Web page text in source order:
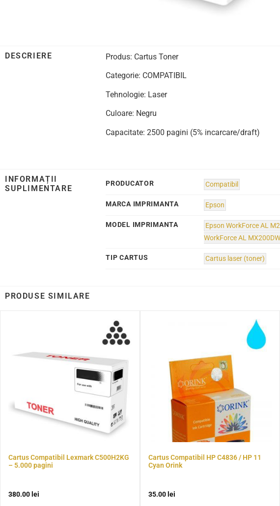
DESCRIERE Produs: Cartus Toner
Categorie: COMPATIBIL
Tehnologie: Laser
Culoare: Negru
Capacitate: 2500 pagini (5% incarcare/draft)
INFORMAȚII
SUPLIMENTARE
PRODUCATOR Compatibil
MARCA IMPRIMANTA Epson
MODEL IMPRIMANTA Epson WorkForce AL
WorkForce AL
TIP CARTUS Cartus laser (toner)
PRODUSE SIMILARE
Cartus Compatibil Lexmark C500H2KG
– 5.000 pagini
380.00 lei
Cartus Compatibil HP C4836 / HP 11
Cyan Orink
35.00 lei